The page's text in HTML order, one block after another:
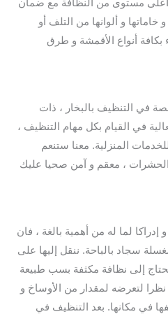
مستوى من النظافة مع ضمان
و ألوانها من التلف أو
بكافة أنواع الأقمشة و طرق
في التنظيف بالبخار ، ذات
في القيام بكل مهام التنظيف ،
المنزلية. معنا ستنعم
، معقم و آمن صحيا عليك
إدراكا لما له من أهمية بالغة ، فان
سجاد بالباحة. ننقل إليها على
إلى نظافة مكثفة بسب طبيعة
لتعرضه لمقدار من الأوساخ و
في مكانها. بعد التنظيف في